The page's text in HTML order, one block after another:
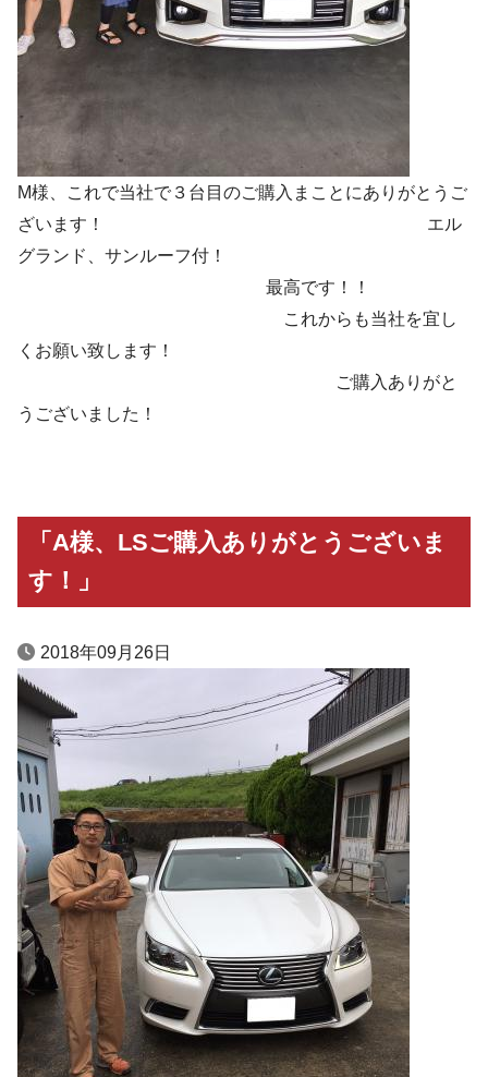
M様、これで当社で３台目のご購入まことにありがとうご
ざいます！ エル
グランド、サンルーフ付！
最高です！！
これからも当社を宜し
くお願い致します！
ご購入ありがと
うございました！
「A様、LSご購入ありがとうございま
す！」
2018年09月26日